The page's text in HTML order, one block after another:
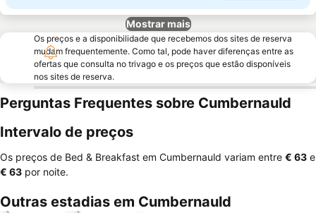
Mostrar mais
Os preços e a disponibilidade que recebemos dos sites de reserva
mudam frequentemente. Como tal, pode haver diferenças entre as
ofertas que consulta no trivago e os preços que estão disponíveis
nos sites de reserva.
Perguntas Frequentes sobre Cumbernauld
Intervalo de preços
Os preços de Bed & Breakfast em Cumbernauld variam entre ‎€ 63 e
‎€ 63 por noite.
Outras estadias em Cumbernauld